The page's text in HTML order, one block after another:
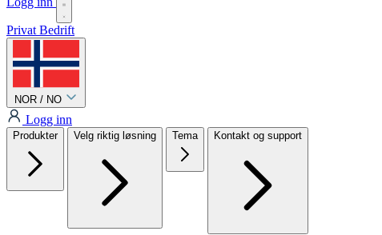
Privat Bedrift
NOR / NO
Logg inn
Produkter Velg riktig løsning Tema Kontakt og support